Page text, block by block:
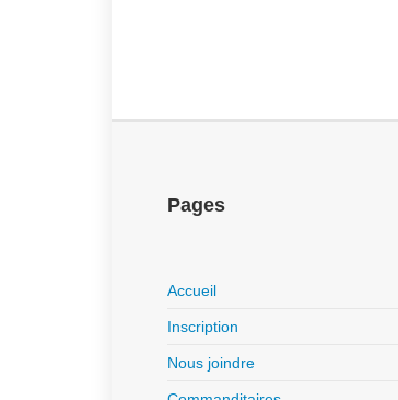
Pages
Accueil
Inscription
Nous joindre